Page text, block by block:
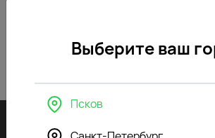
прекрасным подарком или его
любого повода.
Ежедневно, круглосуточно
Выберите ваш
Псков